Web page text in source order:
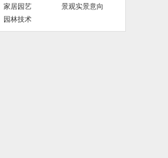
家居园艺
景观实景意向
园林技术